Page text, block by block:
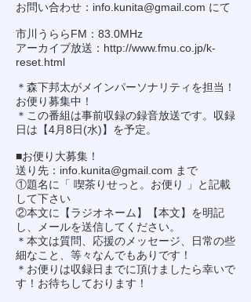
お問い合わせ： info.kunita@gmail.com にて
市川うららFM：83.0MHz
アーカイブ放送： http://www.fmu.co.jp/k-
reset.html
＊森下邦太がメインパーソナリティを担当！
お便り募集中！
＊この番組は事前収録の録音放送です。収録
日は【4月8日(水)】を予定。
■お便り大募集！
送り先： info.kunita@gmail.com まで
①題名に「 喫茶りせっと。お便り 」と記載
して下さい
②本文に【ラジオネーム】【本文】を明記
し、メールを送信してください。
＊本文は質問、応援のメッセージ、日常の些
細なこと、等々なんでもありです！
＊お便りは収録日までに頂けましたら幸いで
す！お待ちしております！